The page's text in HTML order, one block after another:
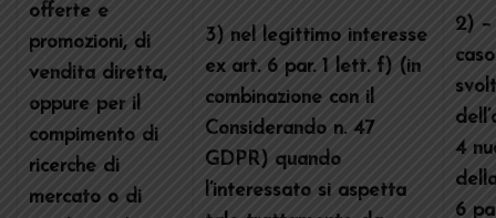
offerte e
promozioni, di
vendita diretta,
oppure per il
compimento di
ricerche di
mercato o di
3) nel legittimo interesse
ex art. 6 par. 1 lett. f) (in
combinazione con il
Considerando n. 47
GDPR) quando
l’interessato si aspetta
2) –
4
6